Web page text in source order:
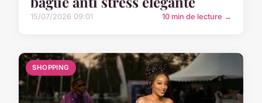
15/07/2026 09:01 10 min de lecture →
SHOPPING